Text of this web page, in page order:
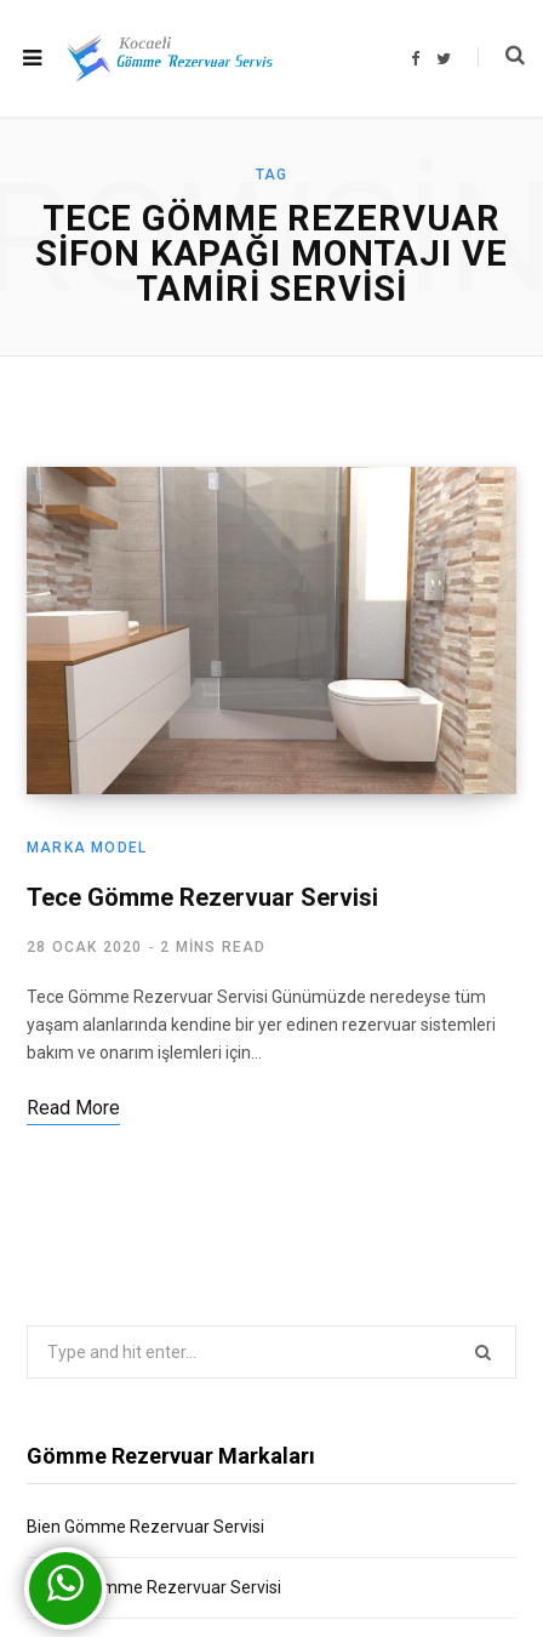
F
T
TAG
TECE GÖMME REZERVUAR
SIFON KAPAĞI MONTAJI VE
TAMIRI SERVISI
MARKA MODEL
Tece Gömme Rezervuar Servisi
28 OCAK 2020 2 MINS READ
Tece Gömme Rezervuar Servisi Günümüzde neredeyse tüm
yaşam alanlarında kendine bir yer edinen rezervuar sistemleri
bakım ve onarım işlemleri için…
Read More
Gömme Rezervuar Markaları
Bien Gömme Rezervuar Servisi
Bocchi Gömme Rezervuar Servisi